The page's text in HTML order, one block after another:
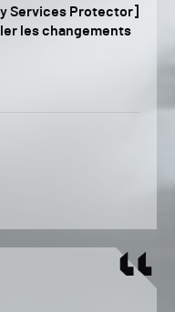
Services Protector]
les changements